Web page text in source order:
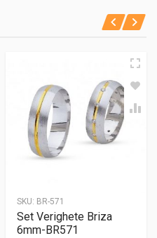
SKU: BR-571
Set Verighete Briza
6mm-BR571